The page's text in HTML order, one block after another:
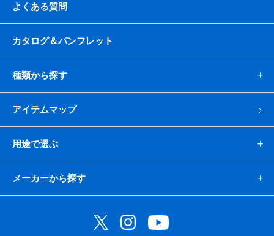
よくある質問
カタログ＆パンフレット
種類から探す
アイテムマップ
用途で選ぶ
メーカーから探す